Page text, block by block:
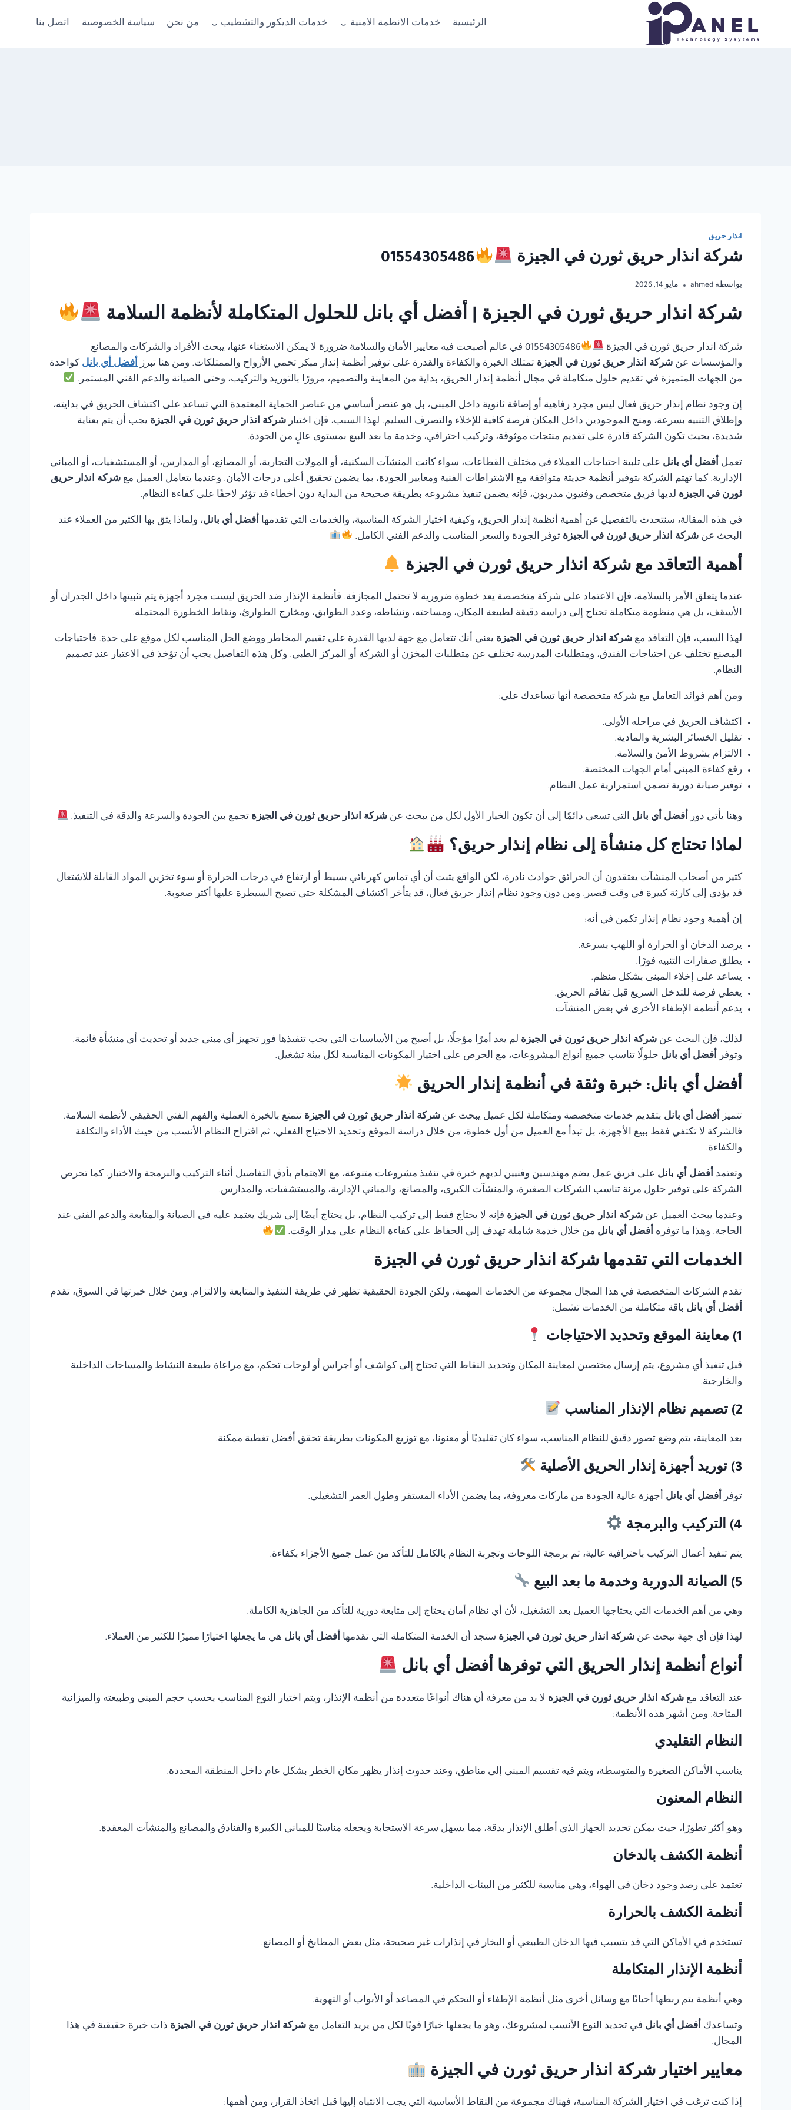
المحتوى
الرئيسية خدمات الانظمة الامنية خدمات الديكور والتشطيب من نحن سياسة الخصوصية اتصل بنا
انذار حريق
شركة انذار حريق ثورن في الجيزة 01554305486
بواسطة ahmed مايو 14, 2026
شركة انذار حريق ثورن في الجيزة | أفضل أي بانل للحلول المتكاملة لأنظمة السلامة
شركة انذار حريق ثورن في الجيزة
01554305486 في عالم أصبحت فيه معايير الأمان والسلامة ضرورة لا يمكن الاستغناء عنها، يبحث الأفراد والشركات والمصانع
والمؤسسات عن شركة انذار حريق ثورن في الجيزة تمتلك الخبرة والكفاءة والقدرة على توفير أنظمة إنذار مبكر تحمي الأرواح والممتلكات. ومن هنا تبرز أفضل أي بانل كواحدة
من الجهات المتميزة في تقديم حلول متكاملة في مجال أنظمة إنذار الحريق، بداية من المعاينة والتصميم، مرورًا بالتوريد والتركيب، وحتى الصيانة والدعم الفني المستمر.
إن وجود نظام إنذار حريق فعال ليس مجرد رفاهية أو إضافة ثانوية داخل المبنى، بل هو عنصر أساسي من عناصر الحماية المعتمدة التي تساعد على اكتشاف الحريق في بدايته،
وإطلاق التنبيه بسرعة، ومنح الموجودين داخل المكان فرصة كافية للإخلاء والتصرف السليم. لهذا السبب، فإن اختيار شركة انذار حريق ثورن في الجيزة يجب أن يتم بعناية
شديدة، بحيث تكون الشركة قادرة على تقديم منتجات موثوقة، وتركيب احترافي، وخدمة ما بعد البيع بمستوى عالٍ من الجودة.
تعمل أفضل أي بانل على تلبية احتياجات العملاء في مختلف القطاعات، سواء كانت المنشآت السكنية، أو المولات التجارية، أو المصانع، أو المدارس، أو المستشفيات، أو المباني
الإدارية. كما تهتم الشركة بتوفير أنظمة حديثة متوافقة مع الاشتراطات الفنية ومعايير الجودة، بما يضمن تحقيق أعلى درجات الأمان. وعندما يتعامل العميل مع شركة انذار حريق
ثورن في الجيزة لديها فريق متخصص وفنيون مدربون، فإنه يضمن تنفيذ مشروعه بطريقة صحيحة من البداية دون أخطاء قد تؤثر لاحقًا على كفاءة النظام.
في هذه المقالة، سنتحدث بالتفصيل عن أهمية أنظمة إنذار الحريق، وكيفية اختيار الشركة المناسبة، والخدمات التي تقدمها أفضل أي بانل، ولماذا يثق بها الكثير من العملاء عند
البحث عن شركة انذار حريق ثورن في الجيزة توفر الجودة والسعر المناسب والدعم الفني الكامل.
أهمية التعاقد مع شركة انذار حريق ثورن في الجيزة
عندما يتعلق الأمر بالسلامة، فإن الاعتماد على شركة متخصصة يعد خطوة ضرورية لا تحتمل المجازفة. فأنظمة الإنذار ضد الحريق ليست مجرد أجهزة يتم تثبيتها داخل الجدران أو
الأسقف، بل هي منظومة متكاملة تحتاج إلى دراسة دقيقة لطبيعة المكان، ومساحته، ونشاطه، وعدد الطوابق، ومخارج الطوارئ، ونقاط الخطورة المحتملة.
لهذا السبب، فإن التعاقد مع شركة انذار حريق ثورن في الجيزة يعني أنك تتعامل مع جهة لديها القدرة على تقييم المخاطر ووضع الحل المناسب لكل موقع على حدة. فاحتياجات
المصنع تختلف عن احتياجات الفندق، ومتطلبات المدرسة تختلف عن متطلبات المخزن أو الشركة أو المركز الطبي. وكل هذه التفاصيل يجب أن تؤخذ في الاعتبار عند تصميم
النظام.
ومن أهم فوائد التعامل مع شركة متخصصة أنها تساعدك على:
اكتشاف الحريق في مراحله الأولى.
تقليل الخسائر البشرية والمادية.
الالتزام بشروط الأمن والسلامة.
رفع كفاءة المبنى أمام الجهات المختصة.
توفير صيانة دورية تضمن استمرارية عمل النظام.
وهنا يأتي دور أفضل أي بانل التي تسعى دائمًا إلى أن تكون الخيار الأول لكل من يبحث عن شركة انذار حريق ثورن في الجيزة تجمع بين الجودة والسرعة والدقة في التنفيذ.
لماذا تحتاج كل منشأة إلى نظام إنذار حريق؟
كثير من أصحاب المنشآت يعتقدون أن الحرائق حوادث نادرة، لكن الواقع يثبت أن أي تماس كهربائي بسيط أو ارتفاع في درجات الحرارة أو سوء تخزين المواد القابلة للاشتعال
قد يؤدي إلى كارثة كبيرة في وقت قصير. ومن دون وجود نظام إنذار حريق فعال، قد يتأخر اكتشاف المشكلة حتى تصبح السيطرة عليها أكثر صعوبة.
إن أهمية وجود نظام إنذار تكمن في أنه:
يرصد الدخان أو الحرارة أو اللهب بسرعة.
يطلق صفارات التنبيه فورًا.
يساعد على إخلاء المبنى بشكل منظم.
يعطي فرصة للتدخل السريع قبل تفاقم الحريق.
يدعم أنظمة الإطفاء الأخرى في بعض المنشآت.
لذلك، فإن البحث عن شركة انذار حريق ثورن في الجيزة لم يعد أمرًا مؤجلًا، بل أصبح من الأساسيات التي يجب تنفيذها فور تجهيز أي مبنى جديد أو تحديث أي منشأة قائمة.
وتوفر أفضل أي بانل حلولًا تناسب جميع أنواع المشروعات، مع الحرص على اختيار المكونات المناسبة لكل بيئة تشغيل.
أفضل أي بانل: خبرة وثقة في أنظمة إنذار الحريق
تتميز أفضل أي بانل بتقديم خدمات متخصصة ومتكاملة لكل عميل يبحث عن شركة انذار حريق ثورن في الجيزة تتمتع بالخبرة العملية والفهم الفني الحقيقي لأنظمة السلامة.
فالشركة لا تكتفي فقط ببيع الأجهزة، بل تبدأ مع العميل من أول خطوة، من خلال دراسة الموقع وتحديد الاحتياج الفعلي، ثم اقتراح النظام الأنسب من حيث الأداء والتكلفة
والكفاءة.
وتعتمد أفضل أي بانل على فريق عمل يضم مهندسين وفنيين لديهم خبرة في تنفيذ مشروعات متنوعة، مع الاهتمام بأدق التفاصيل أثناء التركيب والبرمجة والاختبار. كما تحرص
الشركة على توفير حلول مرنة تناسب الشركات الصغيرة، والمنشآت الكبرى، والمصانع، والمباني الإدارية، والمستشفيات، والمدارس.
وعندما يبحث العميل عن شركة انذار حريق ثورن في الجيزة فإنه لا يحتاج فقط إلى تركيب النظام، بل يحتاج أيضًا إلى شريك يعتمد عليه في الصيانة والمتابعة والدعم الفني عند
الحاجة. وهذا ما توفره أفضل أي بانل من خلال خدمة شاملة تهدف إلى الحفاظ على كفاءة النظام على مدار الوقت.
الخدمات التي تقدمها شركة انذار حريق ثورن في الجيزة
تقدم الشركات المتخصصة في هذا المجال مجموعة من الخدمات المهمة، ولكن الجودة الحقيقية تظهر في طريقة التنفيذ والمتابعة والالتزام. ومن خلال خبرتها في السوق، تقدم
أفضل أي بانل باقة متكاملة من الخدمات تشمل:
1) معاينة الموقع وتحديد الاحتياجات
قبل تنفيذ أي مشروع، يتم إرسال مختصين لمعاينة المكان وتحديد النقاط التي تحتاج إلى كواشف أو أجراس أو لوحات تحكم، مع مراعاة طبيعة النشاط والمساحات الداخلية
والخارجية.
2) تصميم نظام الإنذار المناسب
بعد المعاينة، يتم وضع تصور دقيق للنظام المناسب، سواء كان تقليديًا أو معنونا، مع توزيع المكونات بطريقة تحقق أفضل تغطية ممكنة.
3) توريد أجهزة إنذار الحريق الأصلية
توفر أفضل أي بانل أجهزة عالية الجودة من ماركات معروفة، بما يضمن الأداء المستقر وطول العمر التشغيلي.
4) التركيب والبرمجة
يتم تنفيذ أعمال التركيب باحترافية عالية، ثم برمجة اللوحات وتجربة النظام بالكامل للتأكد من عمل جميع الأجزاء بكفاءة.
5) الصيانة الدورية وخدمة ما بعد البيع
وهي من أهم الخدمات التي يحتاجها العميل بعد التشغيل، لأن أي نظام أمان يحتاج إلى متابعة دورية للتأكد من الجاهزية الكاملة.
لهذا فإن أي جهة تبحث عن شركة انذار حريق ثورن في الجيزة ستجد أن الخدمة المتكاملة التي تقدمها أفضل أي بانل هي ما يجعلها اختيارًا مميزًا للكثير من العملاء.
أنواع أنظمة إنذار الحريق التي توفرها أفضل أي بانل
عند التعاقد مع شركة انذار حريق ثورن في الجيزة لا بد من معرفة أن هناك أنواعًا متعددة من أنظمة الإنذار، ويتم اختيار النوع المناسب بحسب حجم المبنى وطبيعته والميزانية
المتاحة. ومن أشهر هذه الأنظمة:
النظام التقليدي
يناسب الأماكن الصغيرة والمتوسطة، ويتم فيه تقسيم المبنى إلى مناطق، وعند حدوث إنذار يظهر مكان الخطر بشكل عام داخل المنطقة المحددة.
النظام المعنون
وهو أكثر تطورًا، حيث يمكن تحديد الجهاز الذي أطلق الإنذار بدقة، مما يسهل سرعة الاستجابة ويجعله مناسبًا للمباني الكبيرة والفنادق والمصانع والمنشآت المعقدة.
أنظمة الكشف بالدخان
تعتمد على رصد وجود دخان في الهواء، وهي مناسبة للكثير من البيئات الداخلية.
أنظمة الكشف بالحرارة
تستخدم في الأماكن التي قد يتسبب فيها الدخان الطبيعي أو البخار في إنذارات غير صحيحة، مثل بعض المطابخ أو المصانع.
أنظمة الإنذار المتكاملة
وهي أنظمة يتم ربطها أحيانًا مع وسائل أخرى مثل أنظمة الإطفاء أو التحكم في المصاعد أو الأبواب أو التهوية.
وتساعدك أفضل أي بانل في تحديد النوع الأنسب لمشروعك، وهو ما يجعلها خيارًا قويًا لكل من يريد التعامل مع شركة انذار حريق ثورن في الجيزة ذات خبرة حقيقية في هذا
المجال.
معايير اختيار شركة انذار حريق ثورن في الجيزة
إذا كنت ترغب في اختيار الشركة المناسبة، فهناك مجموعة من النقاط الأساسية التي يجب الانتباه إليها قبل اتخاذ القرار، ومن أهمها: